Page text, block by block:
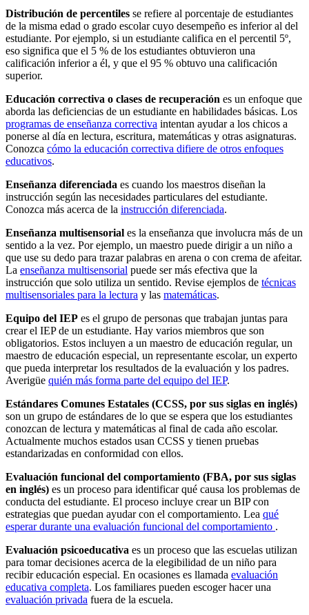
Distribución de percentiles se refiere al porcentaje de estudiantes
de la misma edad o grado escolar cuyo desempeño es inferior al del
estudiante. Por ejemplo, si un estudiante califica en el percentil 5º,
eso significa que el 5 % de los estudiantes obtuvieron una
calificación inferior a él, y que el 95 % obtuvo una calificación
superior.
Educación correctiva o clases de recuperación es un enfoque que
aborda las deficiencias de un estudiante en habilidades básicas. Los
programas de enseñanza correctiva intentan ayudar a los chicos a
ponerse al día en lectura, escritura, matemáticas y otras asignaturas.
Conozca cómo la educación correctiva difiere de otros enfoques
educativos.
Enseñanza diferenciada es cuando los maestros diseñan la
instrucción según las necesidades particulares del estudiante.
Conozca más acerca de la instrucción diferenciada.
Enseñanza multisensorial es la enseñanza que involucra más de un
sentido a la vez. Por ejemplo, un maestro puede dirigir a un niño a
que use su dedo para trazar palabras en arena o con crema de afeitar.
La enseñanza multisensorial puede ser más efectiva que la
instrucción que solo utiliza un sentido. Revise ejemplos de técnicas
multisensoriales para la lectura y las matemáticas.
Equipo del IEP es el grupo de personas que trabajan juntas para
crear el IEP de un estudiante. Hay varios miembros que son
obligatorios. Estos incluyen a un maestro de educación regular, un
maestro de educación especial, un representante escolar, un experto
que pueda interpretar los resultados de la evaluación y los padres.
Averigüe quién más forma parte del equipo del IEP.
Estándares Comunes Estatales (CCSS, por sus siglas en inglés)
son un grupo de estándares de lo que se espera que los estudiantes
conozcan de lectura y matemáticas al final de cada año escolar.
Actualmente muchos estados usan CCSS y tienen pruebas
estandarizadas en conformidad con ellos.
Evaluación funcional del comportamiento (FBA, por sus siglas
en inglés) es un proceso para identificar qué causa los problemas de
conducta del estudiante. El proceso incluye crear un BIP con
estrategias que puedan ayudar con el comportamiento. Lea qué
esperar durante una evaluación funcional del comportamiento .
Evaluación psicoeducativa es un proceso que las escuelas utilizan
para tomar decisiones acerca de la elegibilidad de un niño para
recibir educación especial. En ocasiones es llamada evaluación
educativa completa. Los familiares pueden escoger hacer una
evaluación privada fuera de la escuela.